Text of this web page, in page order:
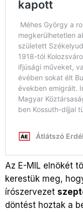
Az E-MIL elnökét
kerestük meg,
írószervezet
döntést hoztak a